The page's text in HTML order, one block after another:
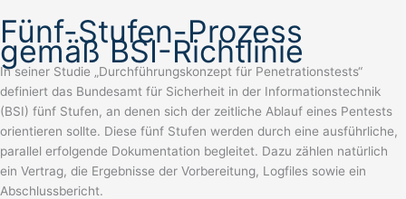
Fünf-Stufen-Prozess
gemäß BSI-Richtlinie
In seiner Studie „Durchführungskonzept für Penetrationstests“
definiert das Bundesamt für Sicherheit in der Informationstechnik
(BSI) fünf Stufen, an denen sich der zeitliche Ablauf eines Pentests
orientieren sollte. Diese fünf Stufen werden durch eine ausführliche,
parallel erfolgende Dokumentation begleitet. Dazu zählen natürlich
ein Vertrag, die Ergebnisse der Vorbereitung, Logfiles sowie ein
Abschlussbericht.